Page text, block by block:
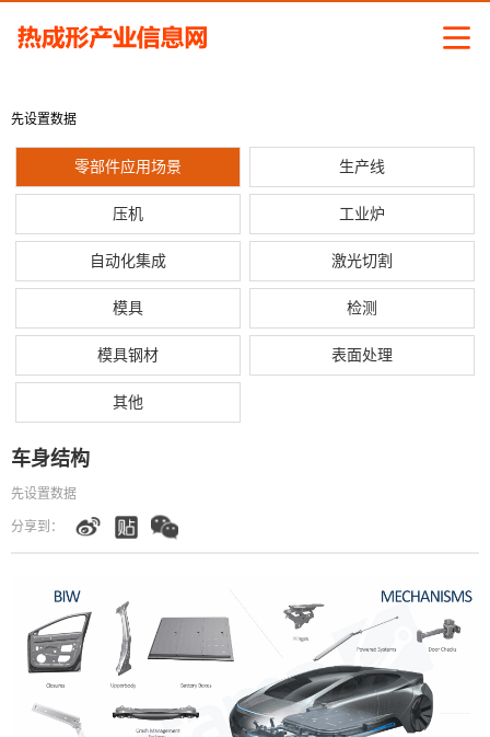
先设置数据
零部件应用场景 生产线
压机 工业炉
自动化集成 激光切割
模具 检测
模具钢材 表面处理
其他
车身结构
先设置数据
分享到：